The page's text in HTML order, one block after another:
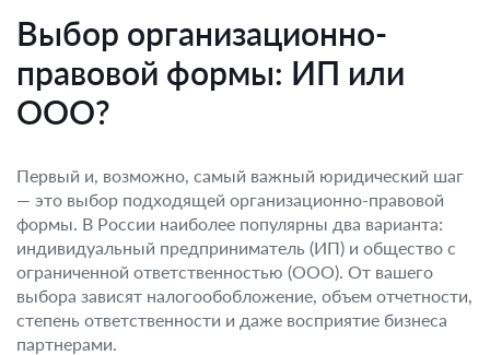
Выбор организационно-
правовой формы: ИП или
ООО?
Первый и, возможно, самый важный юридический шаг
— это выбор подходящей организационно-правовой
формы. В России наиболее популярны два варианта:
индивидуальный предприниматель (ИП) и общество с
ограниченной ответственностью (ООО). От вашего
выбора зависят налогообобложение, объем отчетности,
степень ответственности и даже восприятие бизнеса
партнерами.